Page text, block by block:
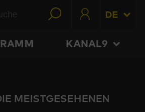
DE
KANAL9
MEISTGESEHENEN